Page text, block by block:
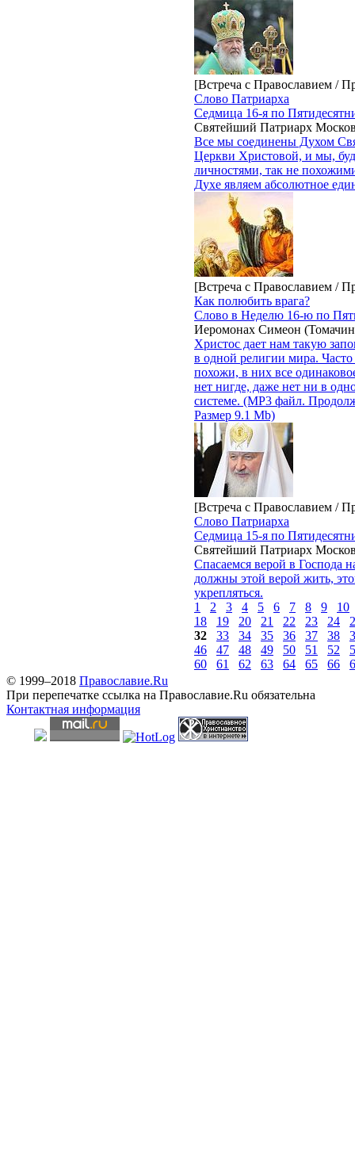
[Встреча с Православием /
Слово Патриарха
Седмица 16-я по
Святейший Патриарх
Все мы соединены Духом
Церкви Христовой, и мы,
личностями, так не
Духе являем абсолютное
[Встреча с Православием /
Как полюбить врага?
Слово в Неделю 16-ю по
Иеромонах Симеон
Христос дает нам такую
в одной религии мира. Часто
похожи, в них все
нет нигде, даже нет ни в
системе. (MP3 файл.
Размер 9.1 Mb)
[Встреча с Православием /
Слово Патриарха
Седмица 15-я по
Святейший Патриарх
Спасаемся верой в Господа
должны этой верой жить,
укрепляться.
1
2 3 4 5 6 7 8 9
10
18
19 20 21 22 23 24
32
33 34 35 36 37 38
46
47 48 49 50 51 52
60
61 62 63 64 65 66
© 1999–2018 Православие.Ru
При перепечатке ссылка на Православие.Ru обязательна
Контактная информация